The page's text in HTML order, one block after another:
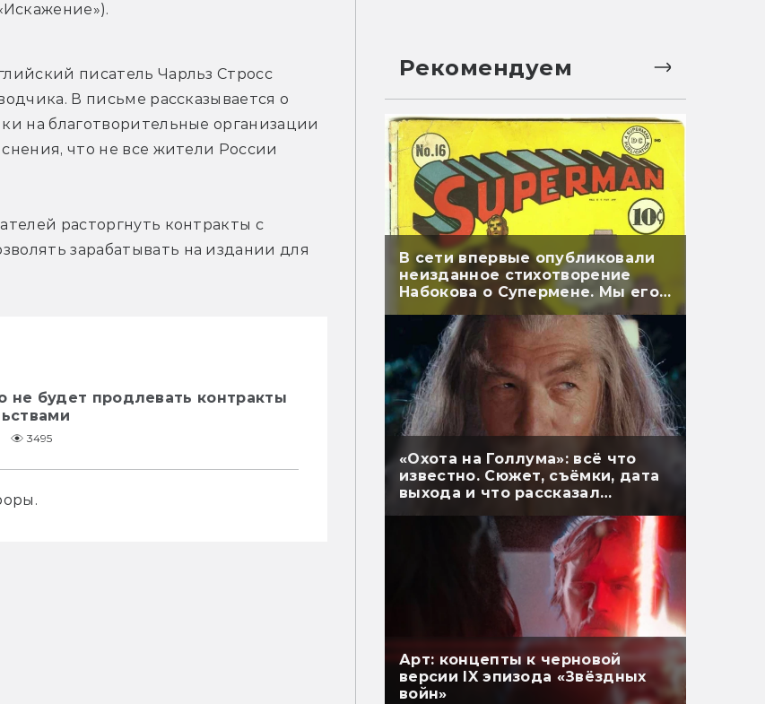
писатель Чарльз Стросс
В письме рассказывается о
на благотворительные организации
что не все жители России
расторгнуть контракты с
зарабатывать на издании для
не будет продлевать контракты
3495
Рекомендуем
В сети впервые опубликовали
неизданное стихотворение
Набокова о Супермене. Мы его
перевели
«Охота на Голлума»: всё что
известно. Сюжет, съёмки, дата
выхода и что рассказал
Арт: концепты к черновой
версии IX эпизода «Звёздных
войн»